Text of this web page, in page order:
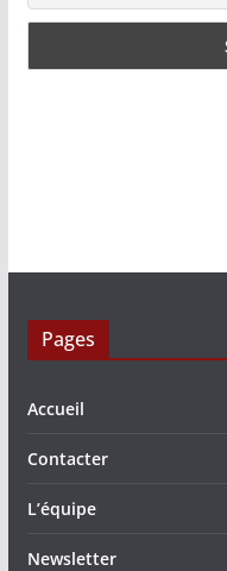
Pages
Accueil
Contacter
L’équipe
Newsletter